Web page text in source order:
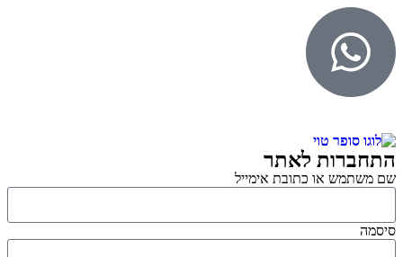
התחברות לאתר
שם משתמש או כתובת אימייל
סיסמה